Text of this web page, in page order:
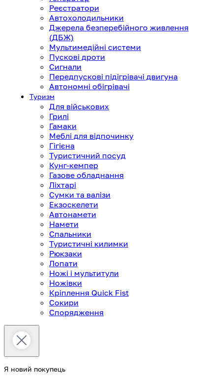
Реєстратори
Автохолодильники
Джерела безперебійного живлення
(ДБЖ)
Мультимедійні системи
Пускові дроти
Сигнали
Передпускові підігрівачі двигуна
Автономні обігрівачі
Туризм
Для військових
Грилі
Гамаки
Меблі для відпочинку
Гігієна
Туристичний посуд
Кунг-кемпер
Газове обладнання
Ліхтарі
Сумки та валізи
Екзоскелети
Автонамети
Намети
Спальники
Туристичні килимки
Рюкзаки
Лопати
Ножі і мультитули
Ножівки
Кріплення Quick Fist
Сокири
Спорядження
Я новий покупець